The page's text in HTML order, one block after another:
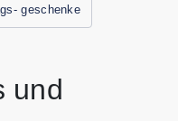
geschenke
und